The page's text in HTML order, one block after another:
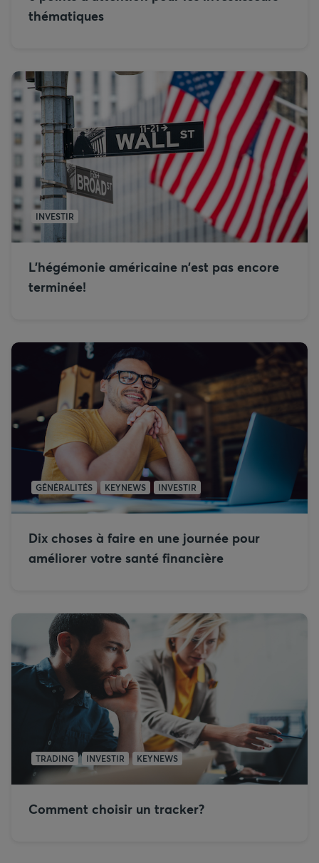
thématiques
INVESTIR
L’hégémonie américaine n’est pas encore
terminée!
GÉNÉRALITÉS KEYNEWS INVESTIR
Dix choses à faire en une journée pour
améliorer votre santé financière
TRADING INVESTIR KEYNEWS
Comment choisir un tracker?